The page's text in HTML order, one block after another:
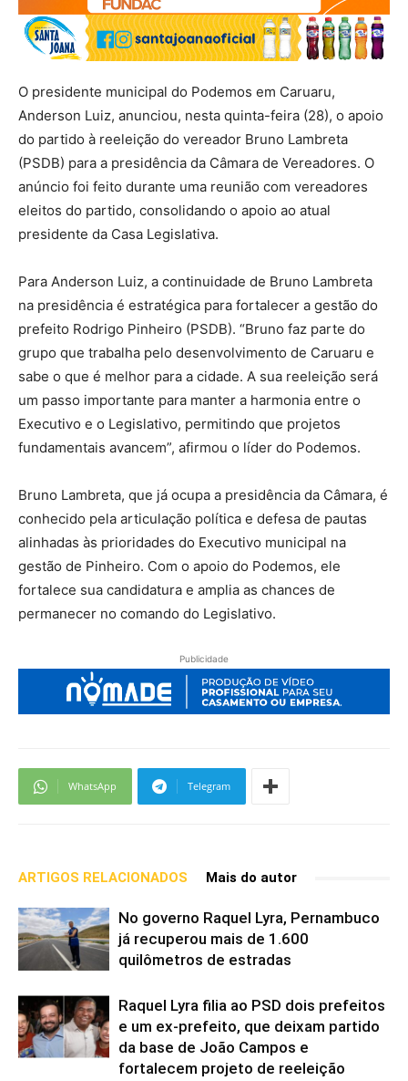
O presidente municipal do Podemos em Caruaru,
Anderson Luiz, anunciou, nesta quinta-feira (28), o apoio
do partido à reeleição do vereador Bruno Lambreta
(PSDB) para a presidência da Câmara de Vereadores. O
anúncio foi feito durante uma reunião com vereadores
eleitos do partido, consolidando o apoio ao atual
presidente da Casa Legislativa.
Para Anderson Luiz, a continuidade de Bruno Lambreta
na presidência é estratégica para fortalecer a gestão do
prefeito Rodrigo Pinheiro (PSDB). “Bruno faz parte do
grupo que trabalha pelo desenvolvimento de Caruaru e
sabe o que é melhor para a cidade. A sua reeleição será
um passo importante para manter a harmonia entre o
Executivo e o Legislativo, permitindo que projetos
fundamentais avancem”, afirmou o líder do Podemos.
Bruno Lambreta, que já ocupa a presidência da Câmara, é
conhecido pela articulação política e defesa de pautas
alinhadas às prioridades do Executivo municipal na
gestão de Pinheiro. Com o apoio do Podemos, ele
fortalece sua candidatura e amplia as chances de
permanecer no comando do Legislativo.
Publicidade
WhatsApp Telegram
ARTIGOS RELACIONADOS Mais do autor
No governo Raquel Lyra, Pernambuco
já recuperou mais de 1.600
quilômetros de estradas
Raquel Lyra filia ao PSD dois prefeitos
e um ex-prefeito, que deixam partido
da base de João Campos e
fortalecem projeto de reeleição